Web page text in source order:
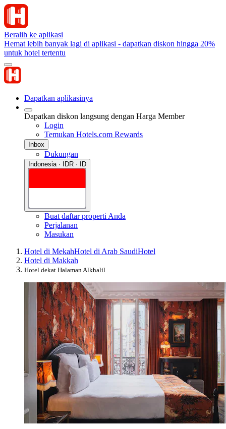
Beralih ke aplikasi
Hemat lebih banyak lagi di aplikasi - dapatkan diskon hingga 20%
untuk hotel tertentu
Dapatkan aplikasinya
Dapatkan diskon langsung dengan Harga Member
Login
Temukan Hotels.com Rewards
Inbox
Dukungan
Indonesia · IDR · ID
Buat daftar properti Anda
Perjalanan
Masukan
Hotel di MekahHotel di Arab SaudiHotel
Hotel di Makkah
Hotel dekat Halaman Alkhalil